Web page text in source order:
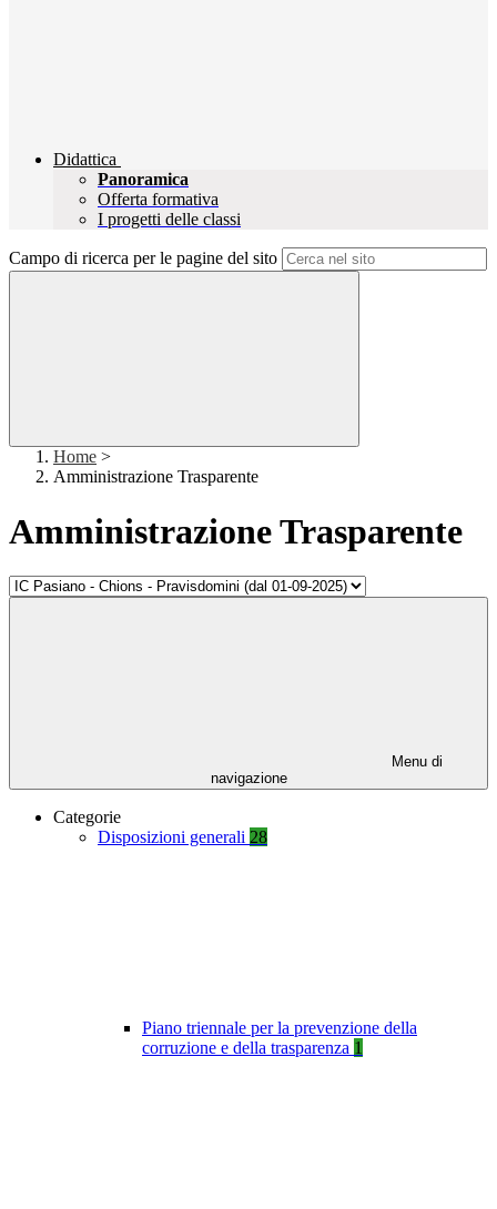
Didattica
Panoramica
Offerta formativa
I progetti delle classi
Campo di ricerca per le pagine del sito
Home >
Amministrazione Trasparente
Amministrazione Trasparente
Menu di
navigazione
Categorie
Disposizioni generali 28
Piano triennale per la prevenzione della
corruzione e della trasparenza 1